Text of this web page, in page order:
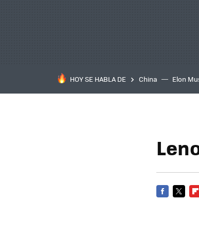
HOY SE HABLA DE China Elon